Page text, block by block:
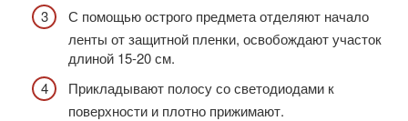
С помощью острого предмета отделяют начало
ленты от защитной пленки, освобождают участок
длиной 15-20 см.
Прикладывают полосу со светодиодами к
поверхности и плотно прижимают.